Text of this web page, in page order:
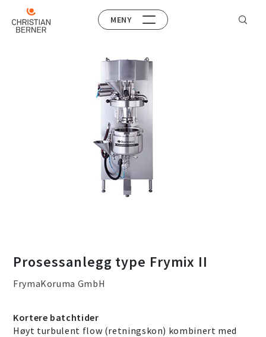
MENY
Prosessanlegg type Frymix II
FrymaKoruma GmbH
Kortere batchtider
Høyt turbulent flow (retningskon) kombinert med